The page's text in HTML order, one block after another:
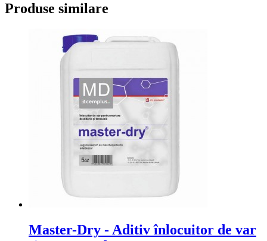
Produse similare
Master-Dry - Aditiv înlocuitor de var